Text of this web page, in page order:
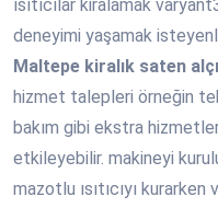
ısıtıcılar kiralamak
deneyimi yaşamak
Maltepe kiralık saten
hizmet talepleri örneğin
bakım gibi ekstra
etkileyebilir. makineyi
mazotlu ısıtıcıyı